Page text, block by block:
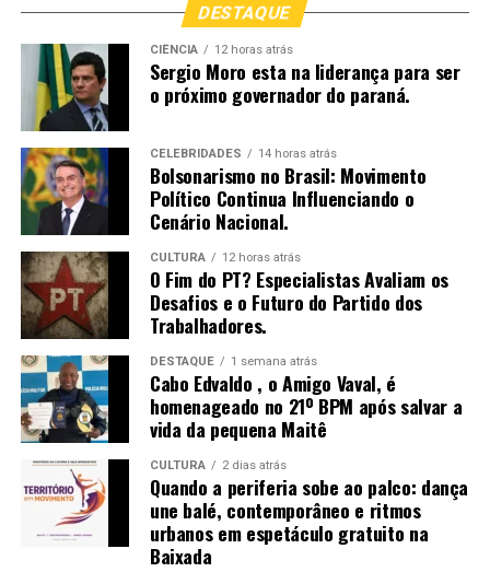
Para acompanhar este e outros lançamentos da
Esmeralda Music, siga-nos no Instagram e fique por
dentro de todas as novidades:
Instagram Esmeralda Music Gospel:
https://www.instagram.com/esmeraldamusicgospel?
igsh=MTAxNmVyaWZ5emNzMg==
DESTAQUE
CIÊNCIA 12 horas atrás
Sergio Moro esta na liderança para ser
o próximo governador do paraná.
CELEBRIDADES 14 horas atrás
Bolsonarismo no Brasil: Movimento
Político Continua Influenciando o
Cenário Nacional.
CULTURA 12 horas atrás
O Fim do PT? Especialistas Avaliam os
Desafios e o Futuro do Partido dos
Trabalhadores.
DESTAQUE 1 semana atrás
Cabo Edvaldo , o Amigo Vaval, é
homenageado no 21º BPM após salvar a
vida da pequena Maitê
CULTURA 2 dias atrás
Quando a periferia sobe ao palco: dança
une balé, contemporâneo e ritmos
urbanos em espetáculo gratuito na
Baixada